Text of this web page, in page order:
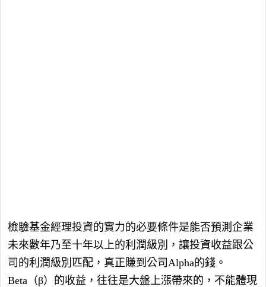
檢驗基金經理投資的實力的必要條件是能否預測企業
未來數年乃至十年以上的利潤級別，讓投資收益跟公
司的利潤級別匹配，真正賺到公司Alpha的錢。
Beta（β）的收益，往往是大盤上漲帶來的，不能體現